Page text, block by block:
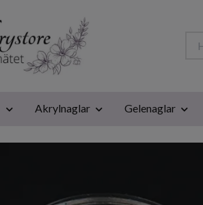
Akrylnaglar Gelenaglar